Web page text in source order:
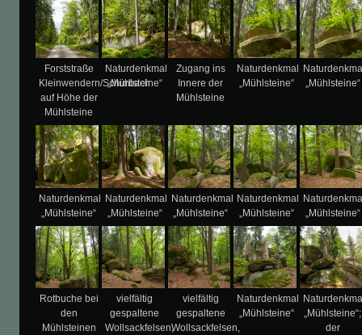
Forststraße
Kleinwendern/Schurbach
auf Höhe der
Mühlsteine
Naturdenkmal
„Mühlsteine“
Zugang ins
Innere der
Mühlsteine
Naturdenkmal
„Mühlsteine“
„Mühlsteine“
Naturdenkmal
„Mühlsteine“
Naturdenkmal
„Mühlsteine“
Naturdenkmal
„Mühlsteine“
Naturdenkmal
„Mühlsteine“
„Mühlsteine“
Rotbuche bei
den
Mühlsteinen
vielfältig
gespaltene
Wollsackfelsen,
vielfältig
gespaltene
Wollsackfelsen,
Naturdenkmal
„Mühlsteine“
„Mühlsteine“;
der